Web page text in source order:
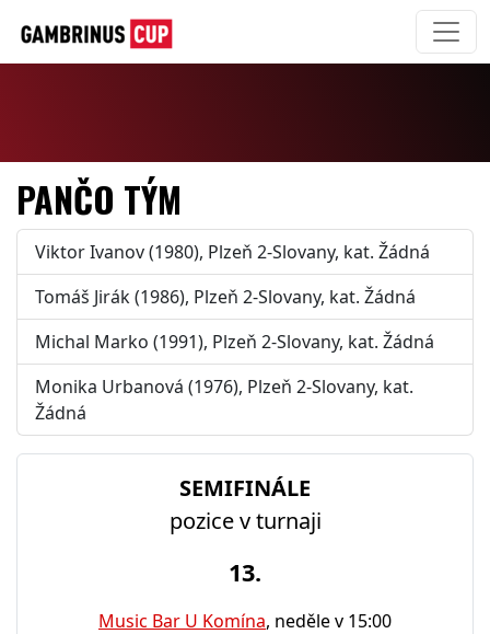
PANČO TÝM
Viktor Ivanov (1980), Plzeň 2-Slovany, kat. Žádná
Tomáš Jirák (1986), Plzeň 2-Slovany, kat. Žádná
Michal Marko (1991), Plzeň 2-Slovany, kat. Žádná
Monika Urbanová (1976), Plzeň 2-Slovany, kat.
Žádná
SEMIFINÁLE
pozice v turnaji
13.
Music Bar U Komína, neděle v 15:00